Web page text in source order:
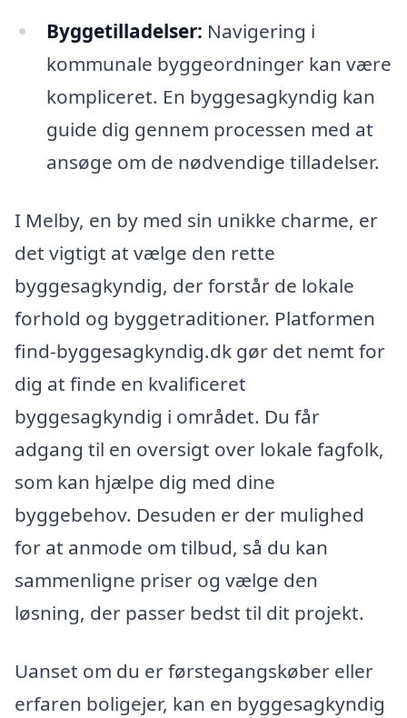
Byggetilladelser: Navigering i
kommunale byggeordninger kan være
kompliceret. En byggesagkyndig kan
guide dig gennem processen med at
ansøge om de nødvendige tilladelser.
I Melby, en by med sin unikke charme, er
det vigtigt at vælge den rette
byggesagkyndig, der forstår de lokale
forhold og byggetraditioner. Platformen
find-byggesagkyndig.dk gør det nemt for
dig at finde en kvalificeret
byggesagkyndig i området. Du får
adgang til en oversigt over lokale fagfolk,
som kan hjælpe dig med dine
byggebehov. Desuden er der mulighed
for at anmode om tilbud, så du kan
sammenligne priser og vælge den
løsning, der passer bedst til dit projekt.
Uanset om du er førstegangskøber eller
erfaren boligejer, kan en byggesagkyndig